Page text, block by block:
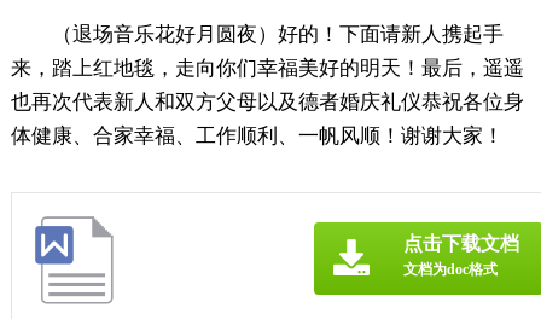
（退场音乐花好月圆夜）好的！下面请新人携起手
来，踏上红地毯，走向你们幸福美好的明天！最后，遥遥
也再次代表新人和双方父母以及德者婚庆礼仪恭祝各位身
体健康、合家幸福、工作顺利、一帆风顺！谢谢大家！
点击下载文档
文档为doc格式